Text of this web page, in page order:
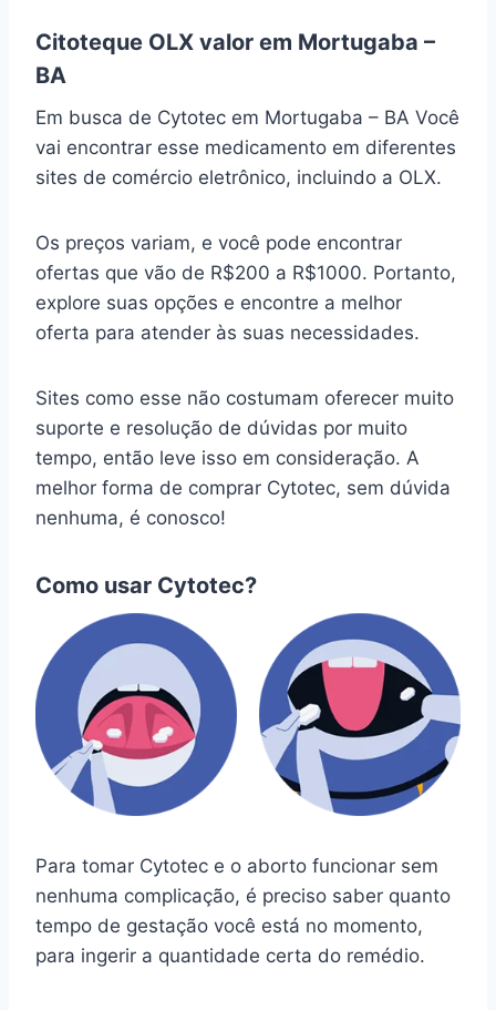
Citoteque OLX valor em Mortugaba –
BA
Em busca de Cytotec em Mortugaba – BA Você
vai encontrar esse medicamento em diferentes
sites de comércio eletrônico, incluindo a OLX.
Os preços variam, e você pode encontrar
ofertas que vão de R$200 a R$1000. Portanto,
explore suas opções e encontre a melhor
oferta para atender às suas necessidades.
Sites como esse não costumam oferecer muito
suporte e resolução de dúvidas por muito
tempo, então leve isso em consideração. A
melhor forma de comprar Cytotec, sem dúvida
nenhuma, é conosco!
Como usar Cytotec?
Para tomar Cytotec e o aborto funcionar sem
nenhuma complicação, é preciso saber quanto
tempo de gestação você está no momento,
para ingerir a quantidade certa do remédio.